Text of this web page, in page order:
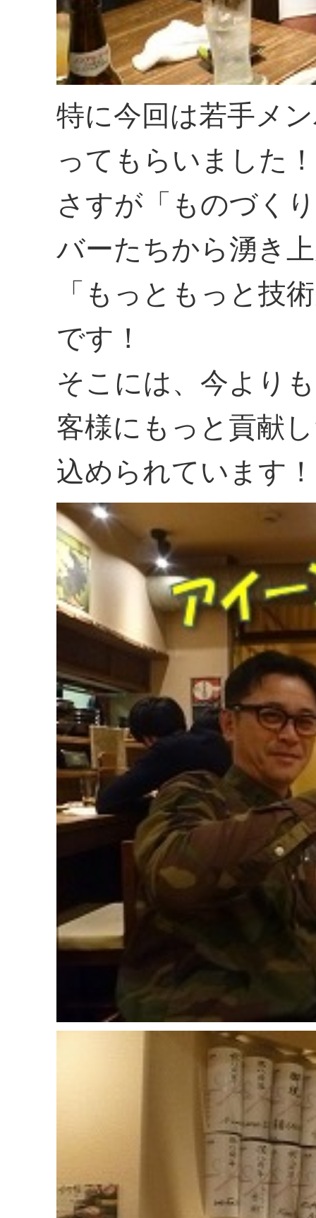
特に今回は若手メ
ってもらいました！
さすが「ものづく
バーたちから湧き
「もっともっと技
です！
そこには、今より
客様にもっと貢献
込められています！